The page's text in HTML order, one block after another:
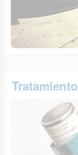
Tratamiento